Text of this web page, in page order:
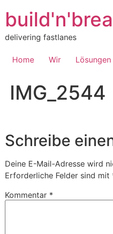
springen
delivering fastlanes
Home Wir Lösungen
IMG_2544
Schreibe
Deine E-Mail-Adresse wird
Erforderliche Felder sind mit
Kommentar *